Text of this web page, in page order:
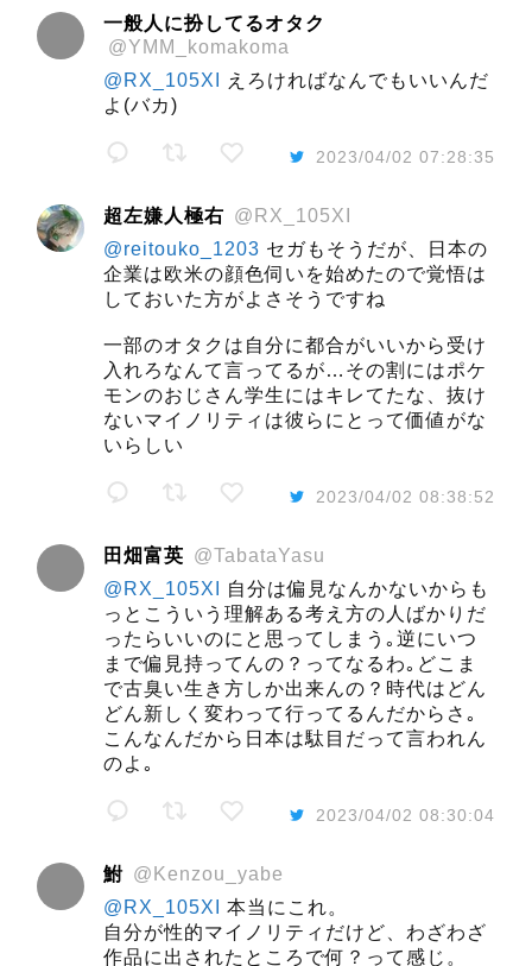
一般人に扮してるオタク
@YMM_komakoma
@RX_105XI
えろければなんでもいいんだ
よ(バカ)
2023/04/02 07:28:35
超左嫌人極右 @RX_105XI
@reitouko_1203 セガもそうだが、日本の
企業は欧米の顔色伺いを始めたので覚悟は
しておいた方がよさそうですね
一部のオタクは自分に都合がいいから受け
入れろなんて言ってるが…その割にはポケ
モンのおじさん学生にはキレてたな、抜け
ないマイノリティは彼らにとって価値がな
いらしい
2023/04/02 08:38:52
田畑富英 @TabataYasu
@RX_105XI
自分は偏見なんかないからも
っとこういう理解ある考え方の人ばかりだ
ったらいいのにと思ってしまう｡逆にいつ
まで偏見持ってんの？ってなるわ｡どこま
で古臭い生き方しか出来んの？時代はどん
どん新しく変わって行ってるんだからさ｡
こんなんだから日本は駄目だって言われん
のよ｡
2023/04/02 08:30:04
鮒 @Kenzou_yabe
@RX_105XI
本当にこれ。
自分が性的マイノリティだけど、わざわざ
作品に出されたところで何？って感じ。